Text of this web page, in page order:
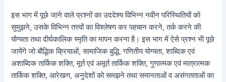
इस भाग में पूछे जाने वाले प्रश्नों का उददेश्य विभिन्न नवीन परिस्थितियों को
सुमुझने, उसके विभिन्न तत्त्वों का विश्लेषण कर पहचान करने, तर्क करने की
योग्यता तथा दीर्घकालिक स्मृति का मापन करना है। इस भाग में ऐसे प्रश्न भी पूछे
जायेंगे जो बौद्धिक क्रियाओं, सामाजिक बुद्धि, गणितीय योग्यता, शाब्दिक एवं
अशाब्दिक तार्किक शक्ति, मूर्त एवं अमूर्त तार्किक शक्ति, गुणात्मक एवं मात्रात्मक
तार्किक शक्ति, आरेखण, अनुदेशों को समझने तथा समानताओं व असंगतताओं का